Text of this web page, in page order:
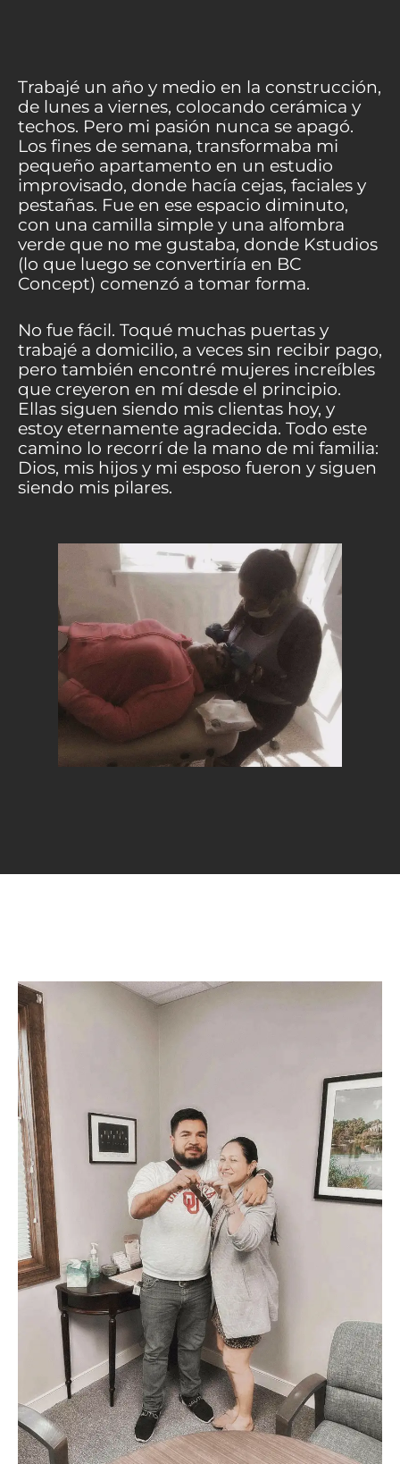
Trabajé un año y medio en la construcción,
de lunes a viernes, colocando cerámica y
techos. Pero mi pasión nunca se apagó.
Los fines de semana, transformaba mi
pequeño apartamento en un estudio
improvisado, donde hacía cejas, faciales y
pestañas. Fue en ese espacio diminuto,
con una camilla simple y una alfombra
verde que no me gustaba, donde Kstudios
(lo que luego se convertiría en BC
Concept) comenzó a tomar forma.
No fue fácil. Toqué muchas puertas y
trabajé a domicilio, a veces sin recibir pago,
pero también encontré mujeres increíbles
que creyeron en mí desde el principio.
Ellas siguen siendo mis clientas hoy, y
estoy eternamente agradecida. Todo este
camino lo recorrí de la mano de mi familia:
Dios, mis hijos y mi esposo fueron y siguen
siendo mis pilares.